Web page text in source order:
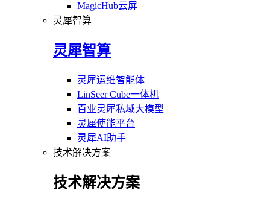
MagicHub云屏
灵犀智算
灵犀智算
灵犀运维智能体
LinSeer Cube一体机
百业灵犀私域大模型
灵犀使能平台
灵犀AI助手
技术解决方案
技术解决方案